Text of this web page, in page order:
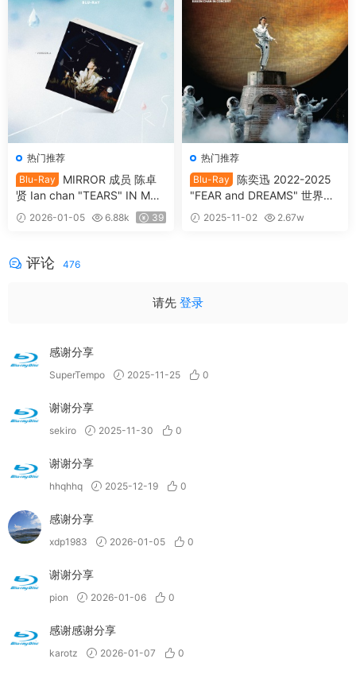
热门推荐
Blu-Ray
MIRROR 成员 陈卓
贤 Ian chan "TEARS" IN MY
SIGHT SOLO CONCERT 202
4 Blu-ray 1080p AVC DTS-H
盘] [BDISO 2BD 46.4GB]
2026-01-05 6.88k 39
热门推荐
Blu-Ray
陈奕迅 2022-2025
"FEAR and DREAMS" 世界巡
迴演唱会 Eason Chan Fear an
d Dreams Live 2025 [BDISO
2025-11-02
2.67w
评论 476
请先 登录
感谢分享
SuperTempo 2025-11-25 0
谢谢分享
sekiro 2025-11-30 0
谢谢分享
hhqhhq 2025-12-19 0
感谢分享
xdp1983 2026-01-05 0
谢谢分享
pion 2026-01-06 0
感谢感谢分享
karotz 2026-01-07 0